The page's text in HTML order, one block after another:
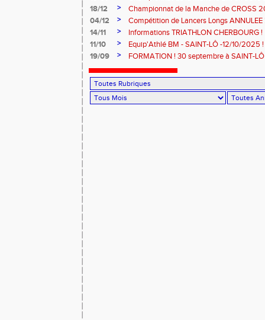
MODIFIE !
18/12 >
Championnat de la Manche de CROSS
04/12
>
Compétition de Lancers Longs ANNULEE
14/11
>
Informations TRIATHLON CHERBOURG !
11/10
>
Equip'Athlé BM - SAINT-LÔ -12/10/2025 !
19/09
> FORMATION ! 30 septembre à SAINT-